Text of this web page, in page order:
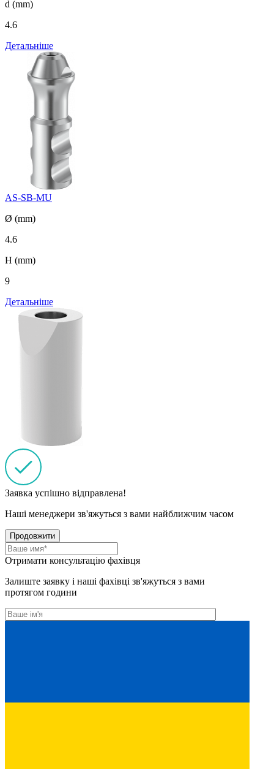
d (mm)
4.6
Детальніше
AS-SB-MU
Ø (mm)
4.6
H (mm)
9
Детальніше
Заявка успішно відправлена!
Наші менеджери зв'яжуться з вами найближчим часом
Продовжити
Отримати консультацію фахівця
Залиште заявку і наші фахівці зв'яжуться з вами
протягом години